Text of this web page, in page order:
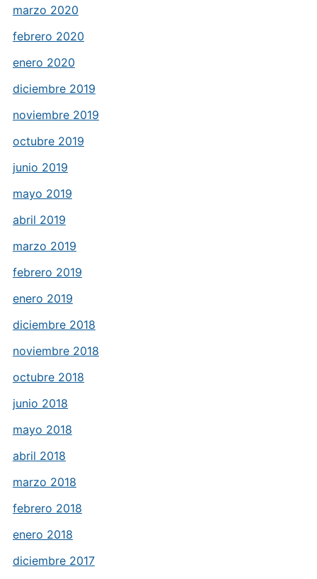
marzo 2020
febrero 2020
enero 2020
diciembre 2019
noviembre 2019
octubre 2019
junio 2019
mayo 2019
abril 2019
marzo 2019
febrero 2019
enero 2019
diciembre 2018
noviembre 2018
octubre 2018
junio 2018
mayo 2018
abril 2018
marzo 2018
febrero 2018
enero 2018
diciembre 2017